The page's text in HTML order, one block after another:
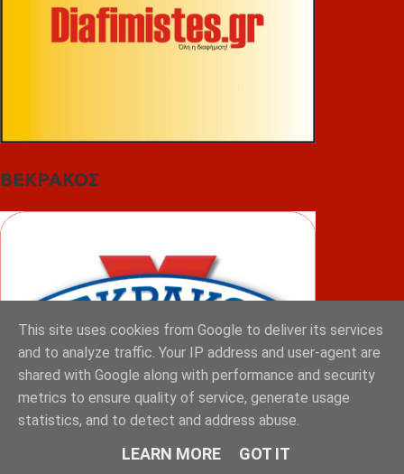
ΒΕΚΡΑΚΟΣ
This site uses cookies from Google to deliver its services
and to analyze traffic. Your IP address and user-agent are
shared with Google along with performance and security
metrics to ensure quality of service, generate usage
statistics, and to detect and address abuse.
LEARN MORE GOT IT